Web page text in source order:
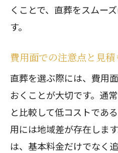
くことで、直葬をスムー
す。
費用面での注意点と見
直葬を選ぶ際には、費用
おくことが大切です。通
と比較して低コストであ
用には地域差が存在しま
は、基本料金だけでなく